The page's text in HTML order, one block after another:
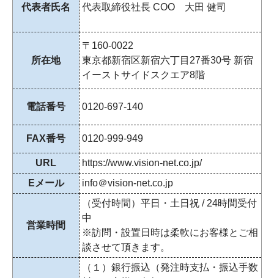
代表者氏名 代表取締役社長 COO 大田 健司
所在地
〒160-0022
東京都新宿区新宿六丁目27番30号 新宿
イーストサイドスクエア8階
電話番号 0120-697-140
FAX番号 0120-999-949
URL
https://www.vision-net.co.jp/
Eメール
info＠vision-net.co.jp
営業時間
（受付時間）平日・土日祝 / 24時間受付
中
※訪問・設置日時は柔軟にお客様とご相
談させて頂きます。
（１）銀行振込（発注時支払・振込手数